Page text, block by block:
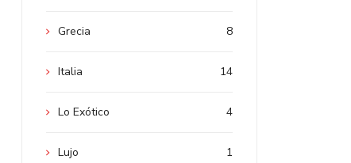
8
Grecia
14
Italia
4
Lo Exótico
1
Lujo